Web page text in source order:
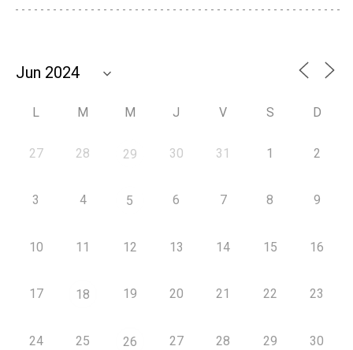
L M M J V S D
27 28 29 30 31 1 2
3 4 5 6 7 8 9
10 11 12 13 14 15 16
17 18 19 20 21 22 23
24 25 26 27 28 29 30